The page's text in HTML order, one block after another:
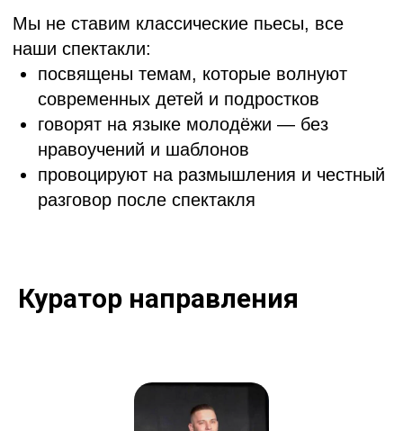
Куратор направления
Подпишитесь на наш телеграм-канал, чтобы
всегда быть в курсе последних новостей
Подписаться